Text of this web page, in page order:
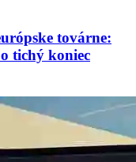
továrne:
tichý koniec